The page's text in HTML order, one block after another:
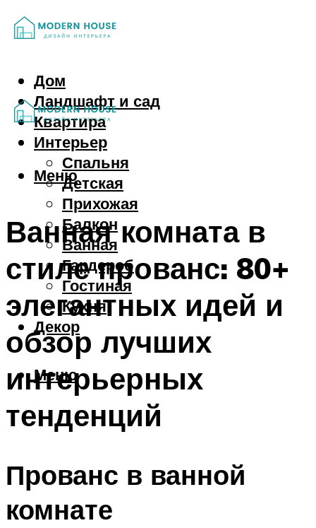
Дом
Ландшафт и сад
Квартира
Интерьер
Спальня
Детская
Прихожая
Балкон
Ванная
Гардероб
Гостиная
Кухня
Декор
Меню
Меню
Ванная комната в
стиле прованс: 80+
элегантных идей и
обзор лучших
интерьерных
тенденций
Прованс в ванной
комнате